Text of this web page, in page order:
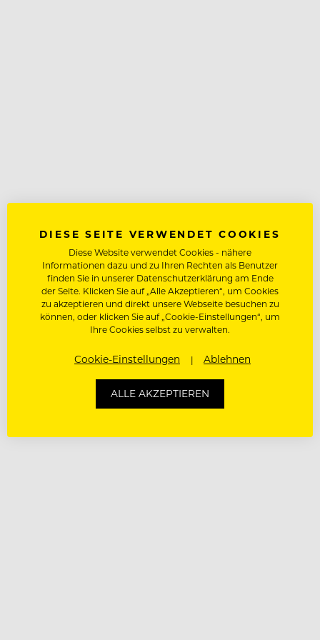
DIESE SEITE VERWENDET COOKIES
Diese Website verwendet Cookies - nähere
Informationen dazu und zu Ihren Rechten als Benutzer
finden Sie in unserer Datenschutzerklärung am Ende
der Seite. Klicken Sie auf „Alle Akzeptieren“, um Cookies
zu akzeptieren und direkt unsere Webseite besuchen zu
können, oder klicken Sie auf „Cookie-Einstellungen“, um
Ihre Cookies selbst zu verwalten.
Cookie-Einstellungen Ablehnen
ALLE AKZEPTIEREN